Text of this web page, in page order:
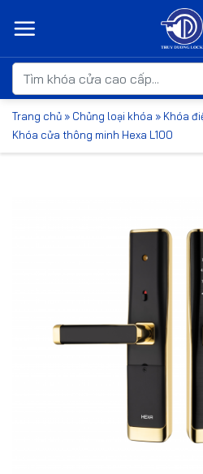
qua
dungTìm
kiếm:
Trang chủ » Chủng loại khóa » Khóa
Khóa cửa thông minh Hexa L100